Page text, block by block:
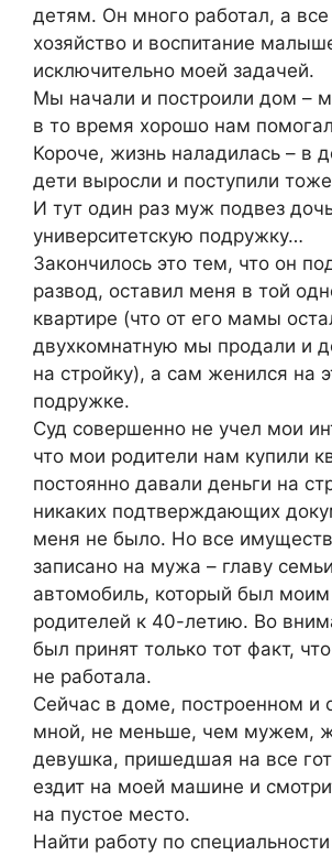
детям. Он много работал, а
хозяйство и воспитание
исключительно моей задачей.
Мы начали и построили дом –
в то время хорошо нам
Короче, жизнь наладилась – в
дети выросли и поступили
И тут один раз муж подвез
университетскую подружку…
Закончилось это тем, что он
развод, оставил меня в той
квартире (что от его мамы
двухкомнатную мы продали и
на стройку), а сам женился на
подружке.
Суд совершенно не учел мои
что мои родители нам купили
постоянно давали деньги на
никаких подтверждающих
меня не было. Но все
записано на мужа – главу
автомобиль, который был
родителей к 40-летию. Во
был принят только тот факт,
не работала.
Сейчас в доме, построенном и
мной, не меньше, чем мужем,
девушка, пришедшая на все
ездит на моей машине и
на пустое место.
Найти работу по